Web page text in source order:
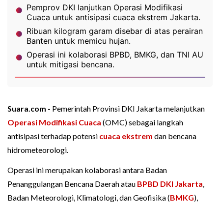
Pemprov DKI lanjutkan Operasi Modifikasi
Cuaca untuk antisipasi cuaca ekstrem Jakarta.
Ribuan kilogram garam disebar di atas perairan
Banten untuk memicu hujan.
Operasi ini kolaborasi BPBD, BMKG, dan TNI AU
untuk mitigasi bencana.
Suara.com - Pemerintah Provinsi DKI Jakarta melanjutkan
Operasi Modifikasi Cuaca (OMC) sebagai langkah
antisipasi terhadap potensi cuaca ekstrem dan bencana
hidrometeorologi.
Operasi ini merupakan kolaborasi antara Badan
Penanggulangan Bencana Daerah atau BPBD DKI Jakarta,
Badan Meteorologi, Klimatologi, dan Geofisika (BMKG),